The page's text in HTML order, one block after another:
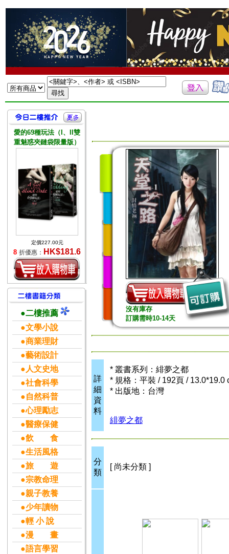
愛的69種玩法（I、II雙
重魅惑夾鏈袋限量版）
定價227.00元
8 折優惠： HK$181.6
●二樓推薦
●文學小說
●商業理財
●藝術設計
●人文史地
●社會科學
●自然科普
●心理勵志
●醫療保健
●飲 食
●生活風格
●旅 遊
●宗教命理
●親子教養
●少年讀物
●輕 小 說
●漫 畫
●語言學習
沒有庫存
訂購需時10-14天
詳
細
資
料
* 叢書系列：緋夢之都
* 規格：平裝 / 192頁 / 13.0*19.0
* 出版地：台灣
緋夢之都
分
類
[ 尚未分類 ]